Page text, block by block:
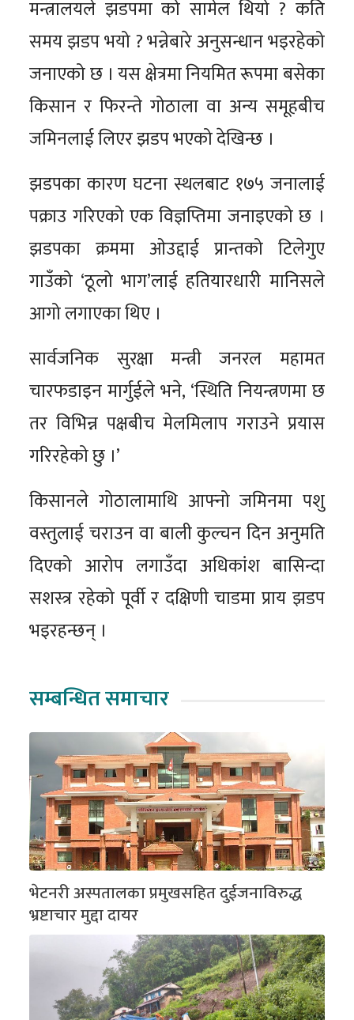
मन्त्रालयले झडपमा को सामेल थियो ? कति
समय झडप भयो ? भन्नेबारे अनुसन्धान भइरहेको
जनाएको छ । यस क्षेत्रमा नियमित रूपमा बसेका
किसान र फिरन्ते गोठाला वा अन्य समूहबीच
जमिनलाई लिएर झडप भएको देखिन्छ ।
झडपका कारण घटना स्थलबाट १७५ जनालाई
पक्राउ गरिएको एक विज्ञप्तिमा जनाइएको छ ।
झडपका क्रममा ओउद्दाई प्रान्तको टिलेगुए
गाउँको ‘ठूलो भाग’लाई हतियारधारी मानिसले
आगो लगाएका थिए ।
सार्वजनिक सुरक्षा मन्त्री जनरल महामत
चारफडाइन मार्गुईले भने, ‘स्थिति नियन्त्रणमा छ
तर विभिन्न पक्षबीच मेलमिलाप गराउने प्रयास
गरिरहेको छु ।’
किसानले गोठालामाथि आफ्नो जमिनमा पशु
वस्तुलाई चराउन वा बाली कुल्चन दिन अनुमति
दिएको आरोप लगाउँदा अधिकांश बासिन्दा
सशस्त्र रहेको पूर्वी र दक्षिणी चाडमा प्राय झडप
भइरहन्छन् ।
सम्बन्धित समाचार
भेटनरी अस्पतालका प्रमुखसहित दुईजनाविरुद्ध
भ्रष्टाचार मुद्दा दायर